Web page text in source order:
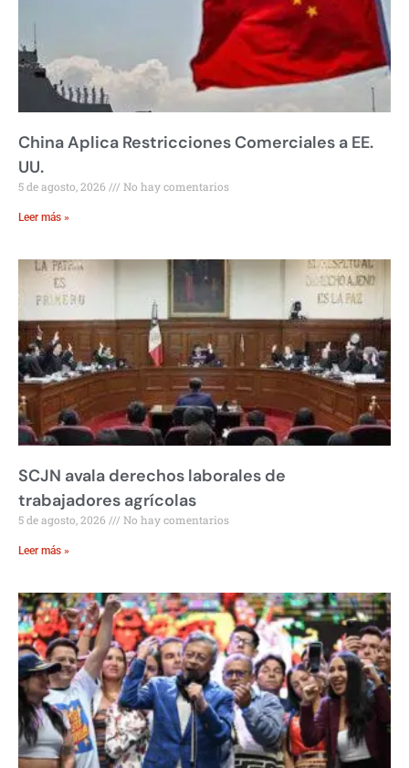
China Aplica Restricciones Comerciales a EE.
UU.
5 de agosto, 2026 No hay comentarios
Leer más »
SCJN avala derechos laborales de
trabajadores agrícolas
5 de agosto, 2026 No hay comentarios
Leer más »